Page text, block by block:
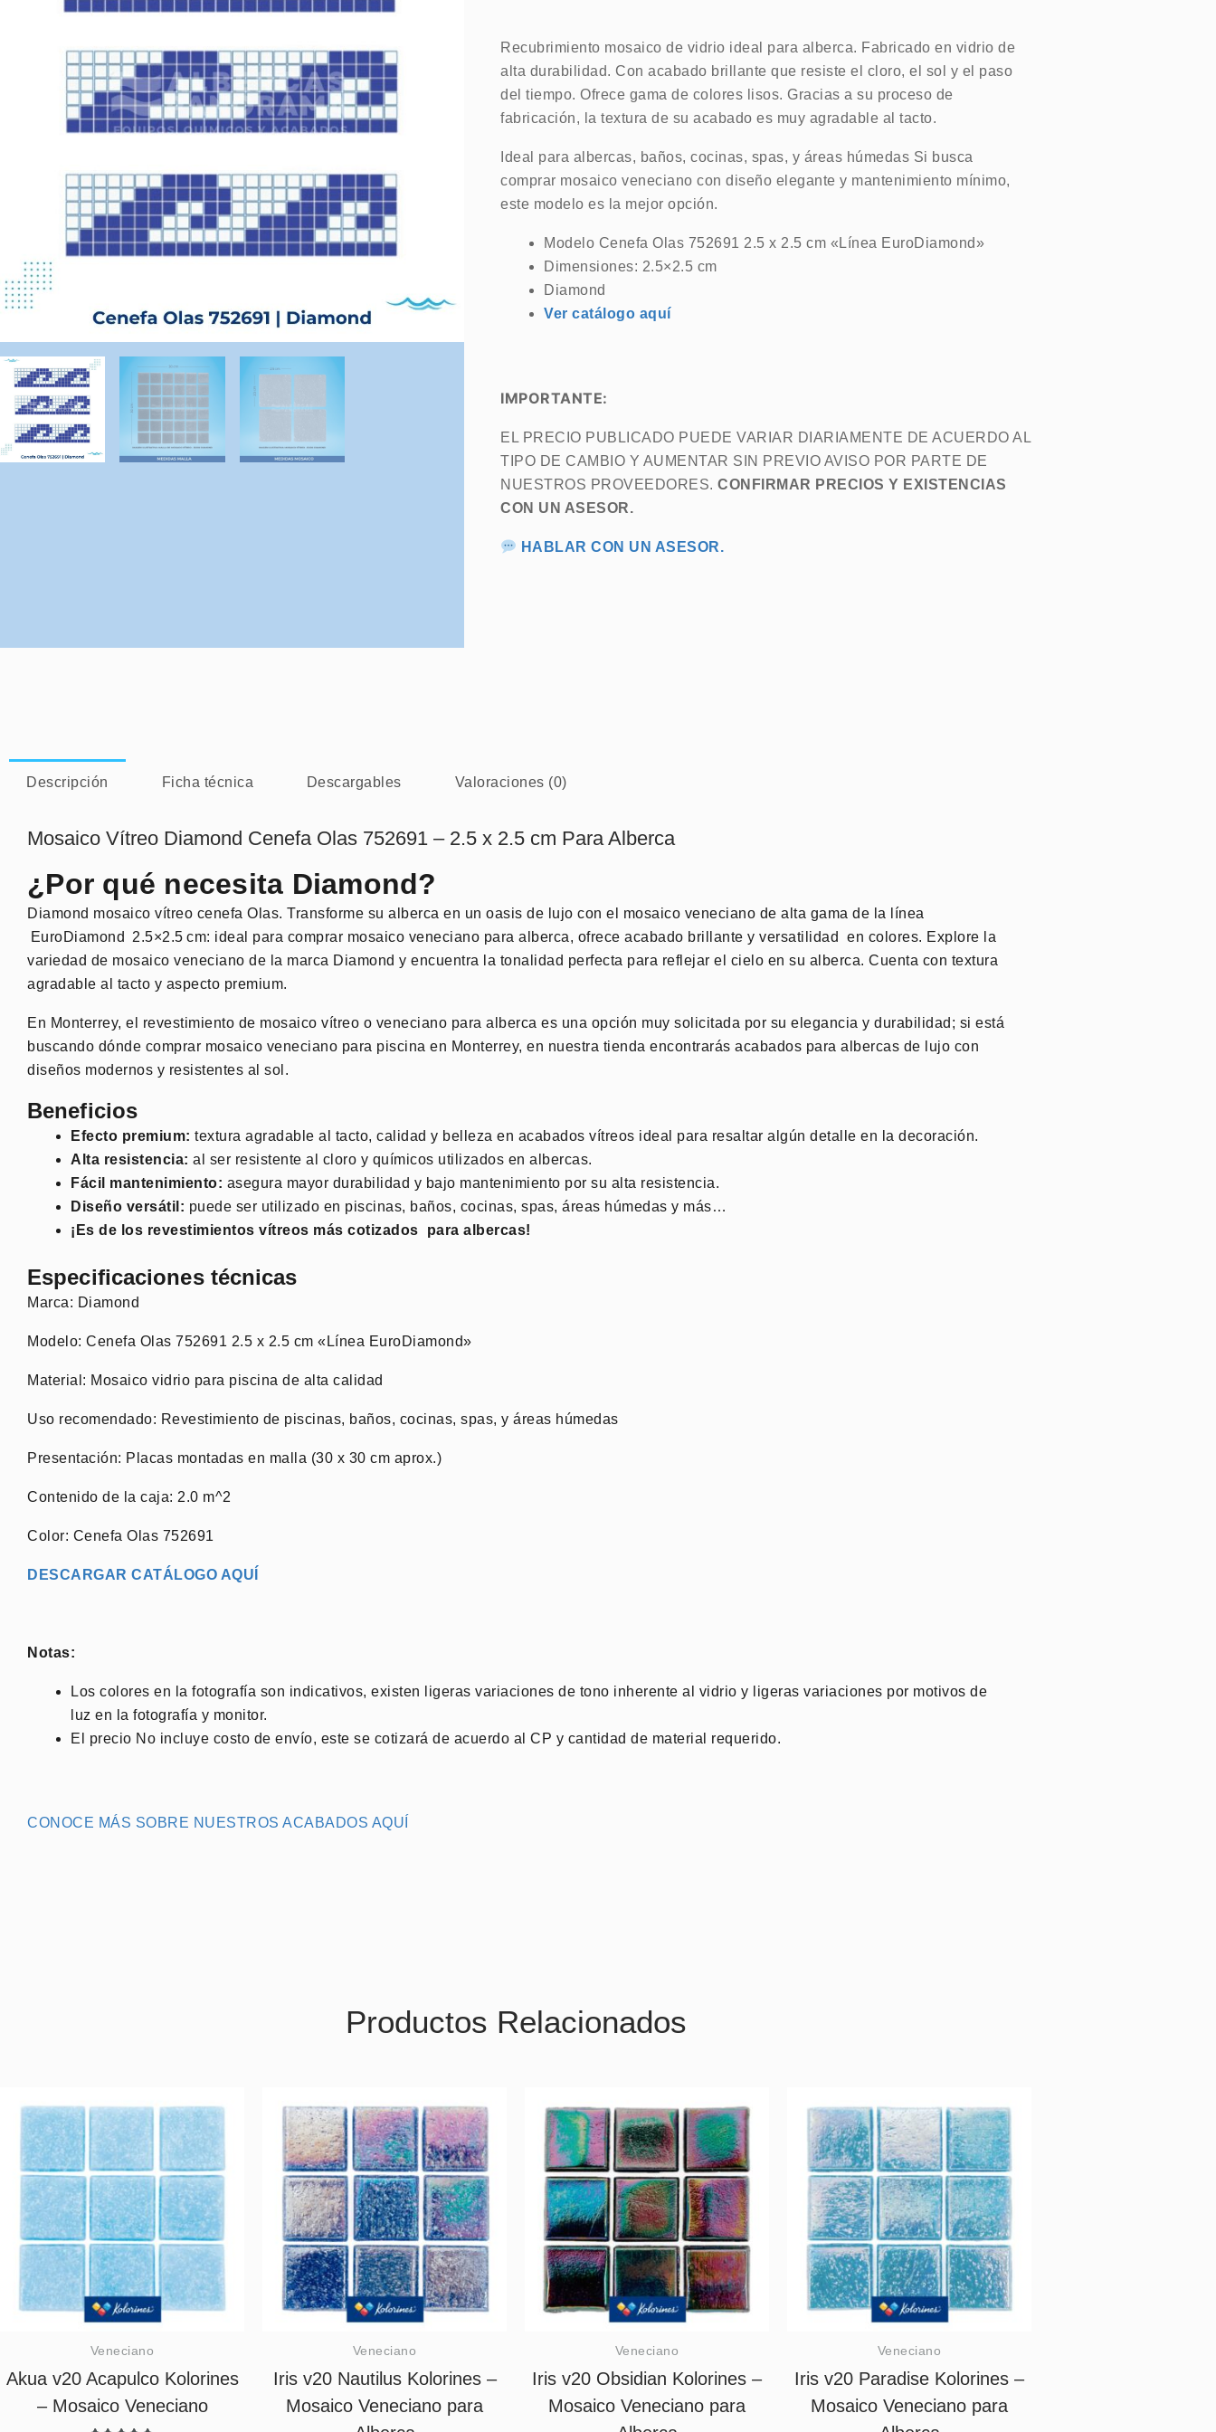
Recubrimiento mosaico de vidrio ideal para alberca. Fabricado en vidrio de
alta durabilidad. Con acabado brillante que resiste el cloro, el sol y el paso
del tiempo. Ofrece gama de colores lisos. Gracias a su proceso de
fabricación, la textura de su acabado es muy agradable al tacto.
Ideal para albercas, baños, cocinas, spas, y áreas húmedas Si busca
comprar mosaico veneciano con diseño elegante y mantenimiento mínimo,
este modelo es la mejor opción.
Modelo Cenefa Olas 752691 2.5 x 2.5 cm «Línea EuroDiamond»
Dimensiones: 2.5×2.5 cm
Diamond
Ver catálogo aquí
IMPORTANTE:
EL PRECIO PUBLICADO PUEDE VARIAR DIARIAMENTE DE ACUERDO AL
TIPO DE CAMBIO Y AUMENTAR SIN PREVIO AVISO POR PARTE DE
NUESTROS PROVEEDORES. CONFIRMAR PRECIOS Y EXISTENCIAS
CON UN ASESOR.
HABLAR CON UN ASESOR.
Descripción Ficha técnica Descargables Valoraciones (0)
Mosaico Vítreo Diamond Cenefa Olas 752691 – 2.5 x 2.5 cm Para Alberca
¿Por qué necesita Diamond?
Diamond mosaico vítreo cenefa Olas. Transforme su alberca en un oasis de lujo con el mosaico veneciano de alta gama de la línea
EuroDiamond 2.5×2.5 cm: ideal para comprar mosaico veneciano para alberca, ofrece acabado brillante y versatilidad en colores. Explore la
variedad de mosaico veneciano de la marca Diamond y encuentra la tonalidad perfecta para reflejar el cielo en su alberca. Cuenta con textura
agradable al tacto y aspecto premium.
En Monterrey, el revestimiento de mosaico vítreo o veneciano para alberca es una opción muy solicitada por su elegancia y durabilidad; si está
buscando dónde comprar mosaico veneciano para piscina en Monterrey, en nuestra tienda encontrarás acabados para albercas de lujo con
diseños modernos y resistentes al sol.
Beneficios
Efecto premium: textura agradable al tacto, calidad y belleza en acabados vítreos ideal para resaltar algún detalle en la decoración.
Alta resistencia: al ser resistente al cloro y químicos utilizados en albercas.
Fácil mantenimiento: asegura mayor durabilidad y bajo mantenimiento por su alta resistencia.
Diseño versátil: puede ser utilizado en piscinas, baños, cocinas, spas, áreas húmedas y más…
¡Es de los revestimientos vítreos más cotizados para albercas!
Especificaciones técnicas
Marca: Diamond
Modelo: Cenefa Olas 752691 2.5 x 2.5 cm «Línea EuroDiamond»
Material: Mosaico vidrio para piscina de alta calidad
Uso recomendado: Revestimiento de piscinas, baños, cocinas, spas, y áreas húmedas
Presentación: Placas montadas en malla (30 x 30 cm aprox.)
Contenido de la caja: 2.0 m^2
Color: Cenefa Olas 752691
DESCARGAR CATÁLOGO AQUÍ
Notas:
Los colores en la fotografía son indicativos, existen ligeras variaciones de tono inherente al vidrio y ligeras variaciones por motivos de
luz en la fotografía y monitor.
El precio No incluye costo de envío, este se cotizará de acuerdo al CP y cantidad de material requerido.
CONOCE MÁS SOBRE NUESTROS ACABADOS AQUÍ
Productos Relacionados
Veneciano
Akua v20 Acapulco Kolorines
– Mosaico Veneciano
Veneciano
Iris v20 Nautilus Kolorines –
Mosaico Veneciano para
Veneciano
Iris v20 Obsidian Kolorines –
Mosaico Veneciano para
Veneciano
Iris v20 Paradise Kolorines –
Mosaico Veneciano para